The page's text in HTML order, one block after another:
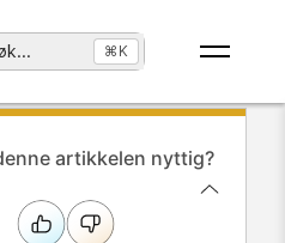
... ⌘K
artikkelen nyttig?